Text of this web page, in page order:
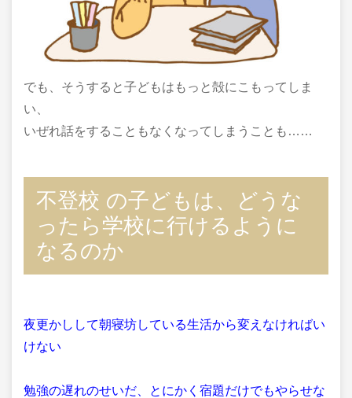
でも、そうすると子どもはもっと殻にこもってしま
い、
いぜれ話をすることもなくなってしまうことも……
不登校 の子どもは、どうな
ったら学校に行けるように
なるのか
夜更かしして朝寝坊している生活から変えなければい
けない
勉強の遅れのせいだ、
とにかく宿題だけでもやらせな